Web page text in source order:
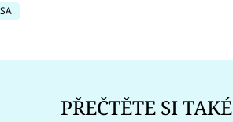
PŘEČTĚTE SI TAKÉ